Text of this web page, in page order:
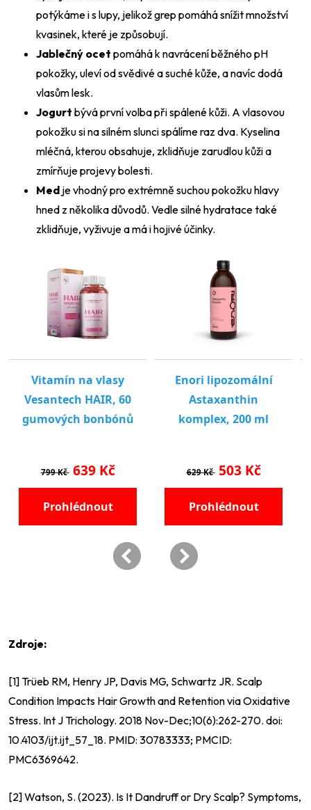
potýkáme i s lupy, jelikož grep pomáhá snížit množství
kvasinek, které je způsobují.
Jablečný ocet pomáhá k navrácení běžného pH
pokožky, uleví od svědivé a suché kůže, a navíc dodá
vlasům lesk.
Jogurt bývá první volba při spálené kůži. A vlasovou
pokožku si na silném slunci spálíme raz dva. Kyselina
mléčná, kterou obsahuje, zklidňuje zarudlou kůži a
zmírňuje projevy bolesti.
Med je vhodný pro extrémně suchou pokožku hlavy
hned z několika důvodů. Vedle silné hydratace také
zklidňuje, vyživuje a má i hojivé účinky.
Zdroje:
[1] Trüeb RM, Henry JP, Davis MG, Schwartz JR. Scalp
Condition Impacts Hair Growth and Retention via Oxidative
Stress. Int J Trichology. 2018 Nov-Dec;10(6):262-270. doi:
10.4103/ijt.ijt_57_18. PMID: 30783333; PMCID:
PMC6369642.
[2] Watson, S. (2023). Is It Dandruff or Dry Scalp? Symptoms,